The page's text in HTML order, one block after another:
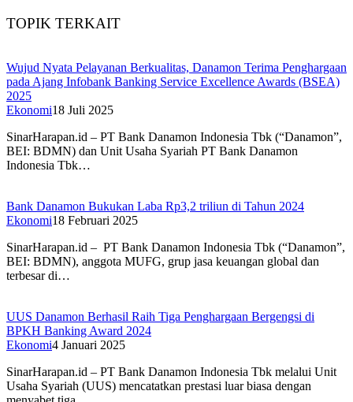
TOPIK TERKAIT
Wujud Nyata Pelayanan Berkualitas, Danamon Terima Penghargaan
pada Ajang Infobank Banking Service Excellence Awards (BSEA)
2025
Ekonomi18 Juli 2025
SinarHarapan.id – PT Bank Danamon Indonesia Tbk (“Danamon”,
BEI: BDMN) dan Unit Usaha Syariah PT Bank Danamon
Indonesia Tbk…
Bank Danamon Bukukan Laba Rp3,2 triliun di Tahun 2024
Ekonomi18 Februari 2025
SinarHarapan.id – PT Bank Danamon Indonesia Tbk (“Danamon”,
BEI: BDMN), anggota MUFG, grup jasa keuangan global dan
terbesar di…
UUS Danamon Berhasil Raih Tiga Penghargaan Bergengsi di
BPKH Banking Award 2024
Ekonomi4 Januari 2025
SinarHarapan.id – PT Bank Danamon Indonesia Tbk melalui Unit
Usaha Syariah (UUS) mencatatkan prestasi luar biasa dengan